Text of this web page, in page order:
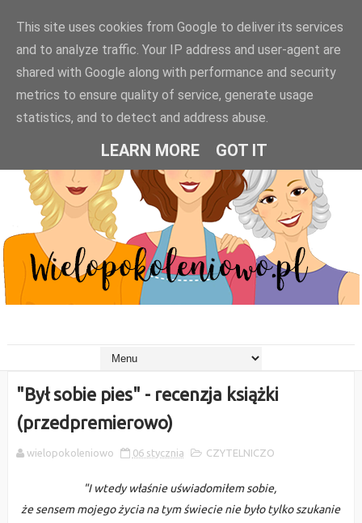
"Był sobie pies" - recenzja książki
(przedpremierowo)
wielopokoleniowo 06 stycznia CZYTELNICZO
"I wtedy właśnie uświadomiłem sobie,
że sensem mojego życia na tym świecie nie było tylko szukanie
This site uses cookies from Google to deliver its services
and to analyze traffic. Your IP address and user-agent are
shared with Google along with performance and security
metrics to ensure quality of service, generate usage
statistics, and to detect and address abuse.
LEARN MORE GOT IT